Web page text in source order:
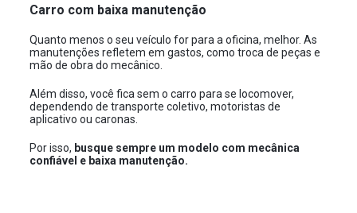
Carro com baixa manutenção
Quanto menos o seu veículo for para a oficina, melhor. As
manutenções refletem em gastos, como troca de peças e
mão de obra do mecânico.
Além disso, você fica sem o carro para se locomover,
dependendo de transporte coletivo, motoristas de
aplicativo ou caronas.
Por isso, busque sempre um modelo com mecânica
confiável e baixa manutenção.